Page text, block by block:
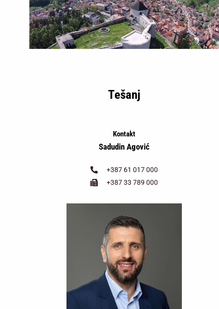
Tešanj
Kontakt
Sadudin Agović
+387 61 017 000
+387 33 789 000